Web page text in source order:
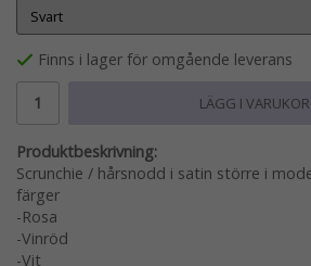
Finns i lager för omgående leverans
LÄGG I
Produktbeskrivning:
Scrunchie / hårsnodd i satin större i
färger
-Rosa
-Vinröd
-Vit